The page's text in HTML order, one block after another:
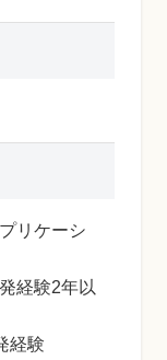
リケーシ
経験2年以
経験